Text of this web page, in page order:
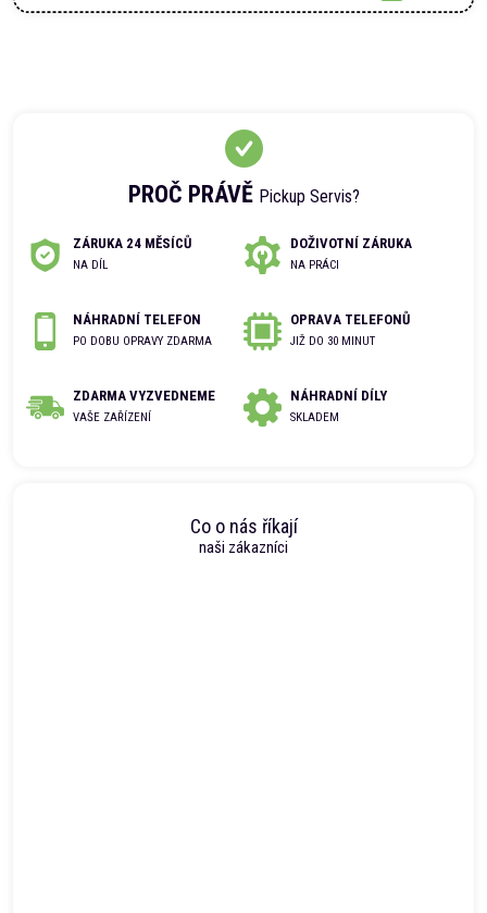
PROČ PRÁVĚ Pickup Servis?
ZÁRUKA 24 MĚSÍCŮ
NA DÍL
DOŽIVOTNÍ ZÁRUKA
NA PRÁCI
NÁHRADNÍ TELEFON
PO DOBU OPRAVY ZDARMA
OPRAVA TELEFONŮ
JIŽ DO 30 MINUT
ZDARMA VYZVEDNEME
VAŠE ZAŘÍZENÍ
NÁHRADNÍ DÍLY
SKLADEM
Co o nás říkají
naši zákazníci